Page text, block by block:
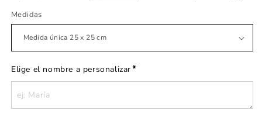
Medidas
Elige el nombre a personalizar*